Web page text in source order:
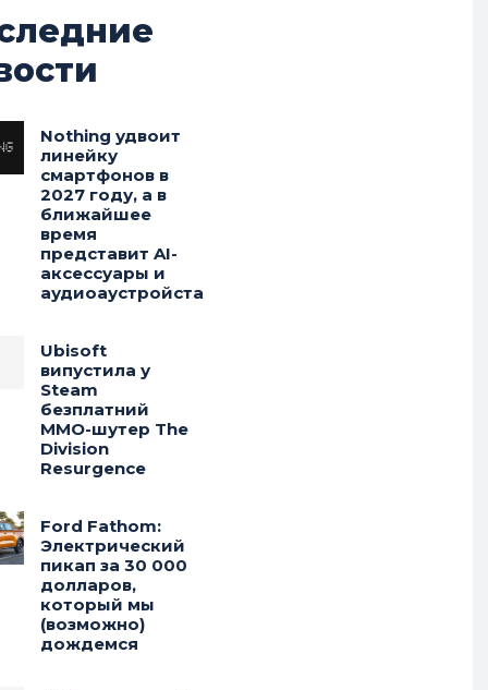
Nothing удвоит
линейку
смартфонов в
2027 году, а в
ближайшее
время
представит AI-
аксессуары и
аудиоаустройста
Ubisoft
випустила у
Steam
безплатний
MMO-шутер The
Division
Resurgence
Ford Fathom:
Электрический
пикап за 30 000
долларов,
который мы
(возможно)
дождемся